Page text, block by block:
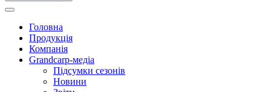
Головна
Продукція
Компанія
Grandcarp-медіа
Підсумки сезонів
Новини